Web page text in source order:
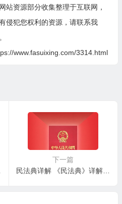
站资源部分收集整理于互联网，
侵犯您权利的资源，请联系我
www.fasuixing.com/3314.html
下一篇
民法典详解 《民法典》详解 – 第二百六十三条：城镇集体所有财产